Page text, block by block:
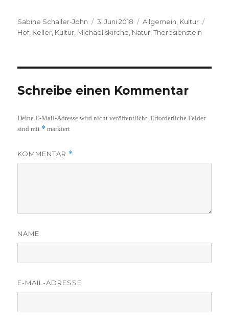
Autor
Sabine Schaller-John
Veröffentlicht
am
3. Juni 2018 Kategorien
Allgemein, Kultur
Hof, Keller, Kultur, Michaeliskirche, Natur,Theresienstein
Schreibe einen Kommentar
Deine E-Mail-Adresse wird nicht veröffentlicht. Erforderliche Felder
sind mit * markiert
KOMMENTAR *
NAME
E-MAIL-ADRESSE